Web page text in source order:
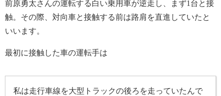
前原勇太さんの運転する白い乗用車が逆走し、まず1台と接
触。その際、対向車と接触する前は路肩を直進していたと
いいます。
最初に接触した車の運転手は
私は走行車線を大型トラックの後ろを走っていたんで